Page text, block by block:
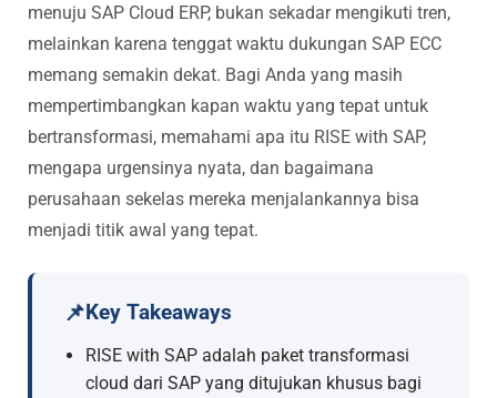
menuju SAP Cloud ERP, bukan sekadar mengikuti tren,
melainkan karena tenggat waktu dukungan SAP ECC
memang semakin dekat. Bagi Anda yang masih
mempertimbangkan kapan waktu yang tepat untuk
bertransformasi, memahami apa itu RISE with SAP,
mengapa urgensinya nyata, dan bagaimana
perusahaan sekelas mereka menjalankannya bisa
menjadi titik awal yang tepat.
📌Key Takeaways
RISE with SAP adalah paket transformasi
cloud dari SAP yang ditujukan khusus bagi